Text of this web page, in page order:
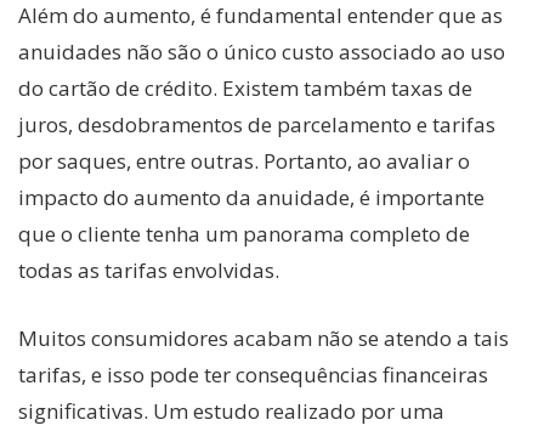
Além do aumento, é fundamental entender que as
anuidades não são o único custo associado ao uso
do cartão de crédito. Existem também taxas de
juros, desdobramentos de parcelamento e tarifas
por saques, entre outras. Portanto, ao avaliar o
impacto do aumento da anuidade, é importante
que o cliente tenha um panorama completo de
todas as tarifas envolvidas.
Muitos consumidores acabam não se atendo a tais
tarifas, e isso pode ter consequências financeiras
significativas. Um estudo realizado por uma